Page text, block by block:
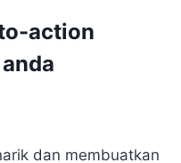
action
dan membuatkan